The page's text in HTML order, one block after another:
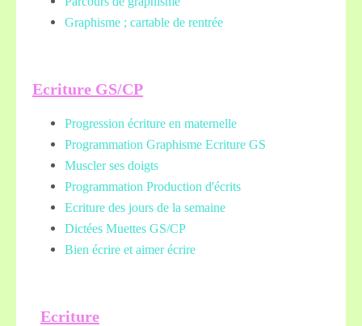
Graphisme ; cartable de rentrée
Ecriture GS/CP
Progression écriture en maternelle
Programmation Graphisme Ecriture GS
Muscler ses doigts
Programmation Production d'écrits
Ecriture des jours de la semaine
Dictées Muettes GS/CP
Bien écrire et aimer écrire
Ecriture